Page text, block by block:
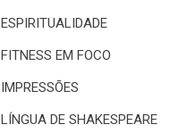
ESPIRITUALIDADE
FITNESS EM FOCO
IMPRESSÕES
LÍNGUA DE SHAKESPEARE